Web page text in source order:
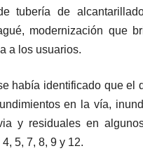
tubería de
modernización que
a los usuarios.
había identificado que el
en la vía,
y residuales en
5, 7, 8, 9 y 12.